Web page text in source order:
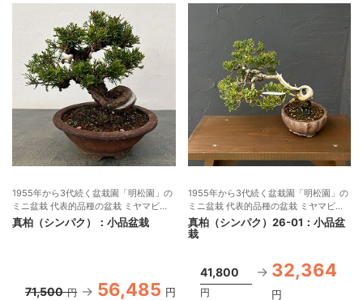
1955年から3代続く盆栽園「明松園」の
ミニ盆栽 代表的品種の盆栽 ミヤマビャ
クシン
真柏（シンパク）：小品盆栽
71,500 円 56,485 円
1955年から3代続く盆栽園「明松園」の
ミニ盆栽 代表的品種の盆栽 ミヤマビャ
クシン 現品販売
真柏（シンパク）26-01：小品盆
栽
41,800
円
32,364
円